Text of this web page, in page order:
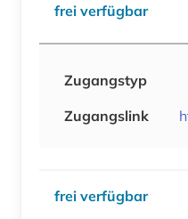
frei verfügbar
Zugangstyp
Zugangslink
frei verfügbar